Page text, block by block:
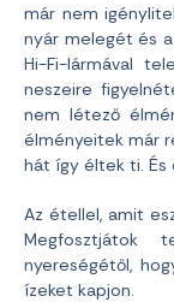
már nem
nyár melegét és
Hi-Fi-lármával
neszeire
nem létező
élményeitek már
hát így éltek ti. És
Az étellel, amit
Megfosztjátok
nyereségétől,
ízeket kapjon.